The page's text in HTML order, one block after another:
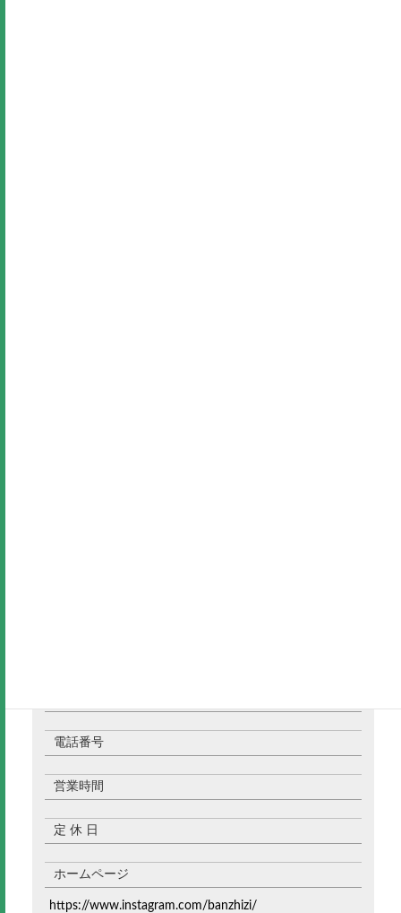
電話番号
営業時間
定 休 日
ホームページ
https://www.instagram.com/banzhizi/